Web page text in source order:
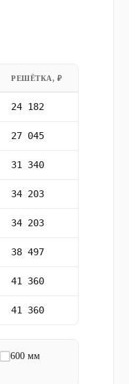
РЕШЁТКА, ₽
24 182
27 045
31 340
34 203
34 203
38 497
41 360
41 360
600 мм